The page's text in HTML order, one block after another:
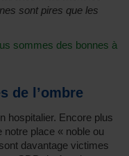
sont pires que les
sommes des bonnes à
de l’ombre
hospitalier. Encore plus
notre place « noble ou
davantage victimes